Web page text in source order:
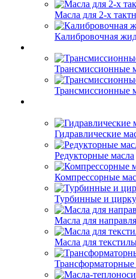
Масла для 2-х
Калибровочная
Трансмиссионные
Трансмиссионные
Гидравлические
Редукторные масла
Компрессорные
Турбинные и
Масла для
Масла для
Трансформаторные